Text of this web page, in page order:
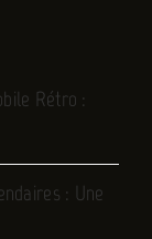
Rétro :
: Une